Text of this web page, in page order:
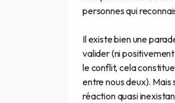
personnes qui
Il existe bien une
valider (ni
le conflit, cela
entre nous deux).
réaction quasi